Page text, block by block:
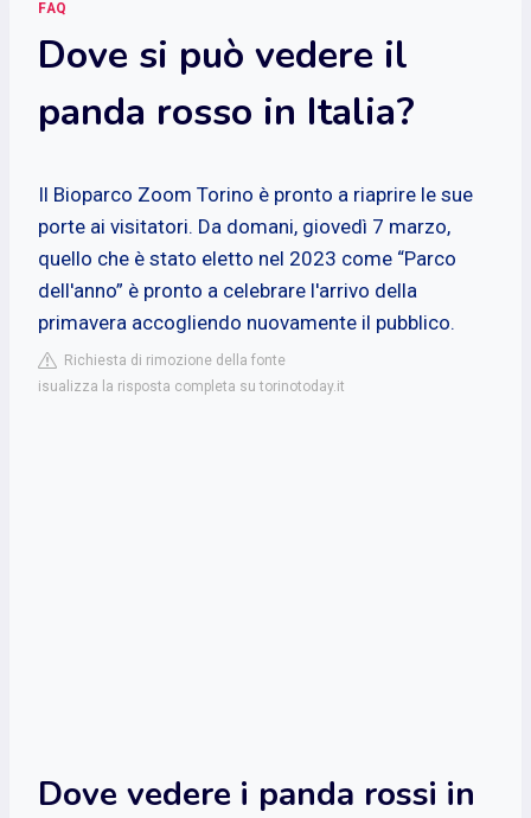
FAQ
Dove si può vedere il
panda rosso in Italia?
Il Bioparco Zoom Torino è pronto a riaprire le sue
porte ai visitatori. Da domani, giovedì 7 marzo,
quello che è stato eletto nel 2023 come “Parco
dell'anno” è pronto a celebrare l'arrivo della
primavera accogliendo nuovamente il pubblico.
Richiesta di rimozione della fonte
isualizza la risposta completa su torinotoday.it
Dove vedere i panda rossi in